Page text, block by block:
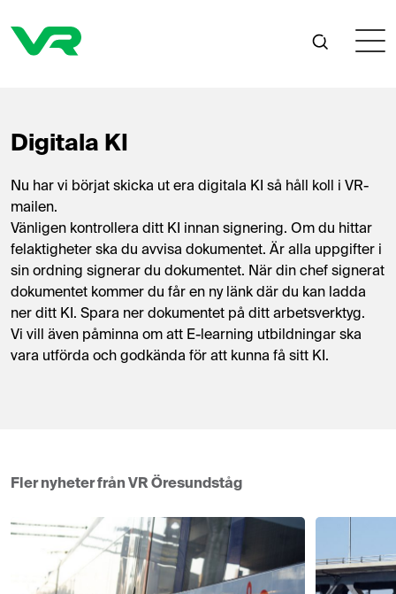
Digitala KI
Nu har vi börjat skicka ut era digitala KI så håll koll i VR-
mailen.
Vänligen kontrollera ditt KI innan signering. Om du hittar
felaktigheter ska du avvisa dokumentet. Är alla uppgifter i
sin ordning signerar du dokumentet. När din chef signerat
dokumentet kommer du får en ny länk där du kan ladda
ner ditt KI. Spara ner dokumentet på ditt arbetsverktyg.
Vi vill även påminna om att E-learning utbildningar ska
vara utförda och godkända för att kunna få sitt KI.
Fler nyheter från VR Öresundståg